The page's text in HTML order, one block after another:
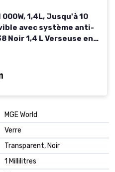
1,4L, Jusqu'à 10
avec système anti-
Noir 1,4 L Verseuse en
MGE World
Verre
Transparent, Noir
1 Millilitres